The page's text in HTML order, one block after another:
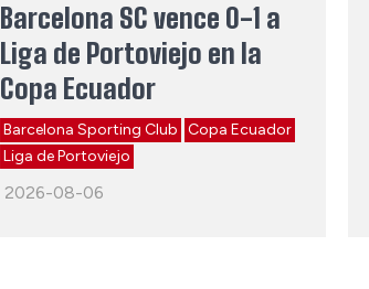
Barcelona SC vence 0-1 a
Liga de Portoviejo en la
Copa Ecuador
Barcelona Sporting Club Copa Ecuador
Liga de Portoviejo
2026-08-06